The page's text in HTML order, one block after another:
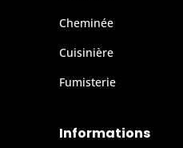
Cheminée
Cuisinière
Fumisterie
Informations